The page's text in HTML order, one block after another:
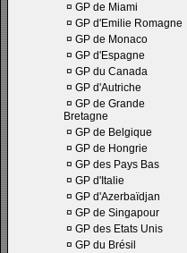
¤ GP de Miami
¤ GP d'Emilie Romagne
¤ GP de Monaco
¤ GP d'Espagne
¤ GP du Canada
¤ GP d'Autriche
¤ GP de Grande
Bretagne
¤ GP de Belgique
¤ GP de Hongrie
¤ GP des Pays Bas
¤ GP d'Italie
¤ GP d'Azerbaïdjan
¤ GP de Singapour
¤ GP des Etats Unis
¤ GP du Brésil